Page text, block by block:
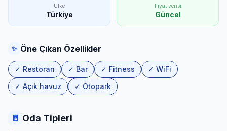
Ülke
Türkiye
Fiyat verisi
Güncel
✨ Öne Çıkan Özellikler
✓ Restoran ✓ Bar ✓ Fitness
✓ WiFi
✓ Açık havuz
✓ Otopark
🚪 Oda Tipleri